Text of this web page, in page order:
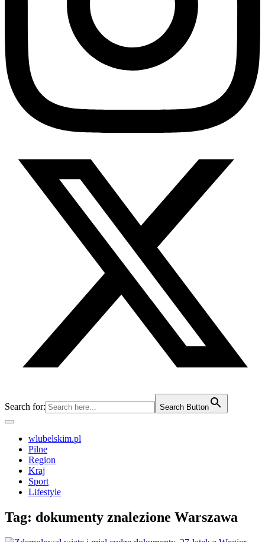
Search for: Search Button
wlubelskim.pl
Pilne
Region
Kraj
Sport
Lifestyle
Tag: dokumenty znalezione Warszawa